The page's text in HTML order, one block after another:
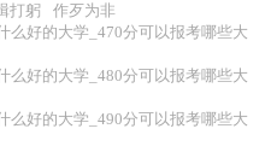
打躬
作歹为非
么好的大学_470分可以报考哪些大
么好的大学_480分可以报考哪些大
么好的大学_490分可以报考哪些大